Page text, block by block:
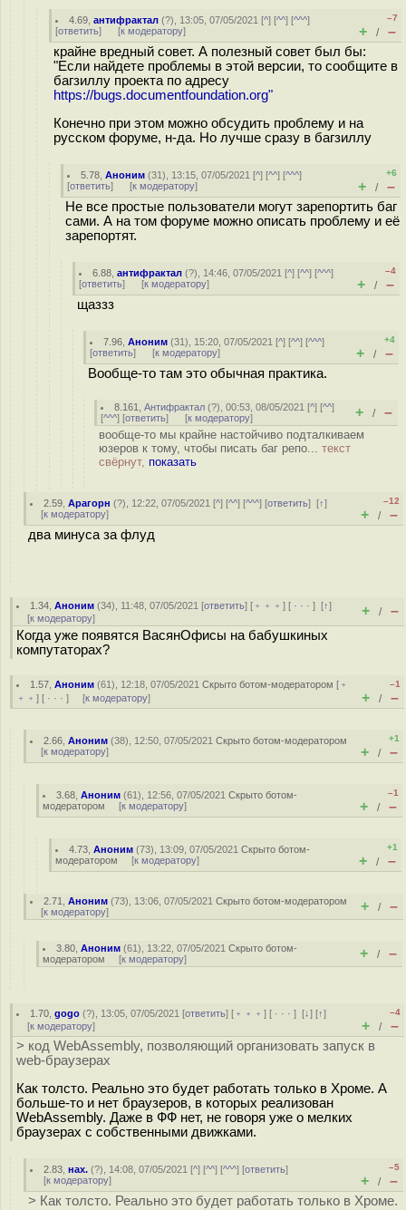
4.69 ,антифрактал (?), 13:05, 07/05/2021 [^] [^^] [^^^]
[ответить] [к модератору]
–7
+ / –
крайне вредный совет. А полезный совет был бы:
"Если найдете проблемы в этой версии, то сообщите в
багзиллу проекта по адресу
https://bugs.documentfoundation.org"
Конечно при этом можно обсудить проблему и на
русском форуме, н-да. Но лучше сразу в багзиллу
5.78 ,Аноним (31), 13:15, 07/05/2021 [^] [^^] [^^^]
[ответить] [к модератору]
+6
+ / –
Не все простые пользователи могут зарепортить баг
сами. А на том форуме можно описать проблему и её
зарепортят.
6.88 ,антифрактал (?), 14:46, 07/05/2021 [^] [^^] [^^^]
[ответить] [к модератору]
–4
+ / –
щаззз
7.96 ,Аноним (31), 15:20, 07/05/2021 [^] [^^] [^^^]
[ответить] [к модератору]
+4
+ / –
Вообще-то там это обычная практика.
8.161 ,Антифрактал (?), 00:53, 08/05/2021 [^] [^^]
[^^^] [ответить] [к модератору] + / –
вообще-то мы крайне настойчиво подталкиваем
юзеров к тому, чтобы писать баг репо... текст
свёрнут, показать
2.59 ,Арагорн (?), 12:22, 07/05/2021 [^] [^^] [^^^] [ответить][↑]
[к модератору]
–12
+ / –
два минуса за флуд
1.34 ,Аноним (34), 11:48, 07/05/2021 [ответить] [ ﹢﹢﹢] [ · · ·][↑]
[к модератору] + / –
Когда уже появятся ВасянОфисы на бабушкиных
компутаторах?
1.57 ,Аноним (61), 12:18, 07/05/2021Скрыто ботом-модератором [ ﹢
﹢﹢ ] [ · · · ] [к модератору]
–1
+ / –
2.66 ,Аноним (38), 12:50, 07/05/2021Скрыто ботом-модератором
[к модератору]
+1
+ / –
3.68 ,Аноним (61), 12:56, 07/05/2021Скрыто ботом-
модератором [к модератору]
–1
+ / –
4.73 ,Аноним (73), 13:09, 07/05/2021Скрыто ботом-
модератором [к модератору]
+1
+ / –
2.71 ,Аноним (73), 13:06, 07/05/2021Скрыто ботом-модератором
[к модератору] + / –
3.80 ,Аноним (61), 13:22, 07/05/2021Скрыто ботом-
модератором [к модератору] + / –
1.70 ,gogo (?), 13:05, 07/05/2021 [ответить] [ ﹢﹢﹢] [ · · ·][↓] [↑]
[к модератору]
–4
+ / –
> код WebAssembly, позволяющий организовать запуск в
web-браузерах
Как толсто. Реально это будет работать только в Хроме. А
больше-то и нет браузеров, в которых реализован
WebAssembly. Даже в ФФ нет, не говоря уже о мелких
браузерах с собственными движками.
2.83 ,нах. (?), 14:08, 07/05/2021 [^] [^^] [^^^] [ответить]
[к модератору]
–5
+ / –
> Как толсто. Реально это будет работать только в Хроме.